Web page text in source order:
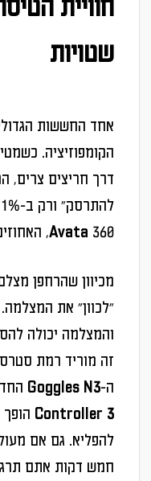
חוויית
שטויות
Avata 360, האחוזים האלו מתהפכים.
מכיוון שהרחפן
"לכוון" את
והמצלמה יכולה
זה מוריד רמת
ה-Goggles N3
Controller 3
חמש דקות אתם